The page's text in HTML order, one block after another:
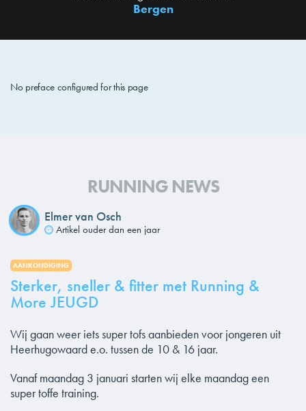
Bergen
No preface configured for this page
RUNNING NEWS
Elmer van Osch
Artikel ouder dan een jaar
AANKONDIGING
Sterker, sneller & fitter met Running &
More JEUGD
Wij gaan weer iets super tofs aanbieden voor jongeren uit
Heerhugowaard e.o. tussen de 10 & 16 jaar.
Vanaf maandag 3 januari starten wij elke maandag een
super toffe training.